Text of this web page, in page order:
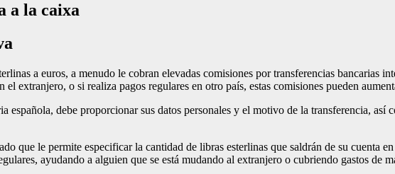
a la caixa
a euros, a menudo le cobran elevadas comisiones por transferencias bancarias
extranjero, o si realiza pagos regulares en otro país, estas comisiones pueden
debe proporcionar sus datos personales y el motivo de la transferencia, así
que le permite especificar la cantidad de libras esterlinas que saldrán de su cuenta
ayudando a alguien que se está mudando al extranjero o cubriendo gastos de